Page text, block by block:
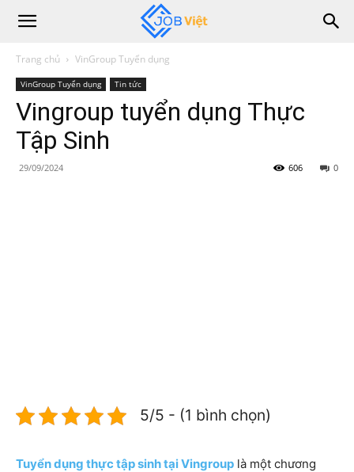
Trang chủ VinGroup Tuyển dụng
VinGroup Tuyển dụng Tin tức
Vingroup tuyển dụng Thực
Tập Sinh
29/09/2024 0
606
5/5 - (1 bình chọn)
Tuyển dụng thực tập sinh tại Vingroup là một chương